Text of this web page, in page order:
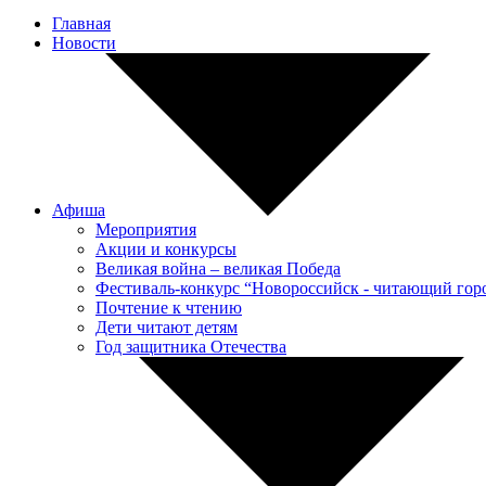
Главная
Новости
Афиша
Мероприятия
Акции и конкурсы
Великая война – великая Победа
Фестиваль-конкурс “Новороссийск - читающий
Почтение к чтению
Дети читают детям
Год защитника Отечества